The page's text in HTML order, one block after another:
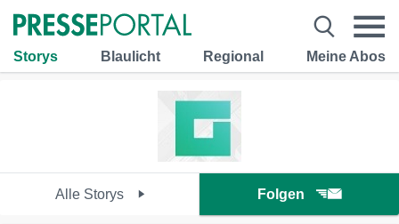
Storys Blaulicht Regional Meine Abos
Alle Storys Folgen